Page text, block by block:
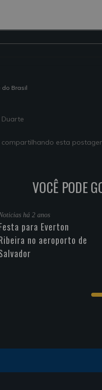
do Brasil
compartilhando esta
VOCÊ PODE
há 2 anos
para Everton
no aeroporto de